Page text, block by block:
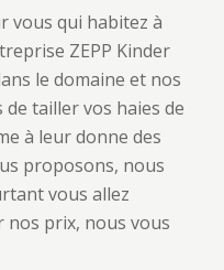
vous qui habitez à
ZEPP Kinder
le domaine et nos
tailler vos haies de
à leur donne des
proposons, nous
vous allez
nos prix, nous vous